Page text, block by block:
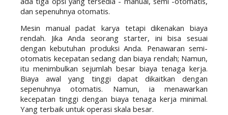
dan sepenuhnya otomatis.
Mesin manual padat karya tetapi dikenakan biaya
rendah. Jika Anda seorang starter, ini bisa sesuai
dengan kebutuhan produksi Anda. Penawaran semi-
otomatis kecepatan sedang dan biaya rendah; Namun,
itu menimbulkan sejumlah besar biaya tenaga kerja.
Biaya awal yang tinggi dapat dikaitkan dengan
sepenuhnya otomatis. Namun, ia menawarkan
kecepatan tinggi dengan biaya tenaga kerja minimal.
Yang terbaik untuk operasi skala besar.